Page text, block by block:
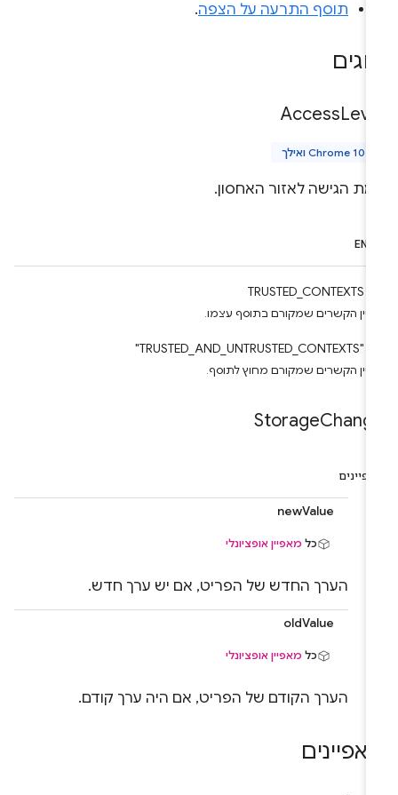
תוסף התרעה על הצפה.
Access
Chrome 102 ואילך
הגישה לאזור האחסון.
TRUSTED_CONTEXTS
הקשרים שמקורם בתוסף עצמו.
הקשרים שמקורם מחוץ לתוסף.
Storage
newValue
כלמאפיין אופציונלי
הערך החדש של הפריט, אם יש ערך חדש.
oldValue
כלמאפיין אופציונלי
הערך הקודם של הפריט, אם היה ערך קודם.